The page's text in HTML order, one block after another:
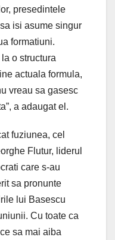
presedintele
isi asume singur
formatiuni.
o structura
actuala formula,
vreau sa gasesc
a adaugat el.
fuziunea, cel
Flutur, liderul
care s-au
sa pronunte
lui Basescu
Cu toate ca
sa mai aiba